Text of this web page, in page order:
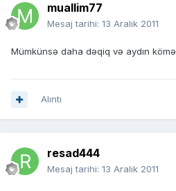
muallim77
Mesaj tarihi: 13 Aralık 2011
Mümkünsə daha dəqiq və aydın
Alıntı
resad444
Mesaj tarihi: 13 Aralık 2011